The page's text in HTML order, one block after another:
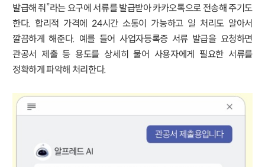
발급해 줘”라는 요구에 서류를 발급받아 카카오톡으로 전송해 주기도
한다. 합리적 가격에 24시간 소통이 가능하고 일 처리도 알아서
깔끔하게 해준다. 예를 들어 사업자등록증 서류 발급을 요청하면
관공서 제출 등 용도를 상세히 물어 사용자에게 필요한 서류를
정확하게 파악해 처리한다.